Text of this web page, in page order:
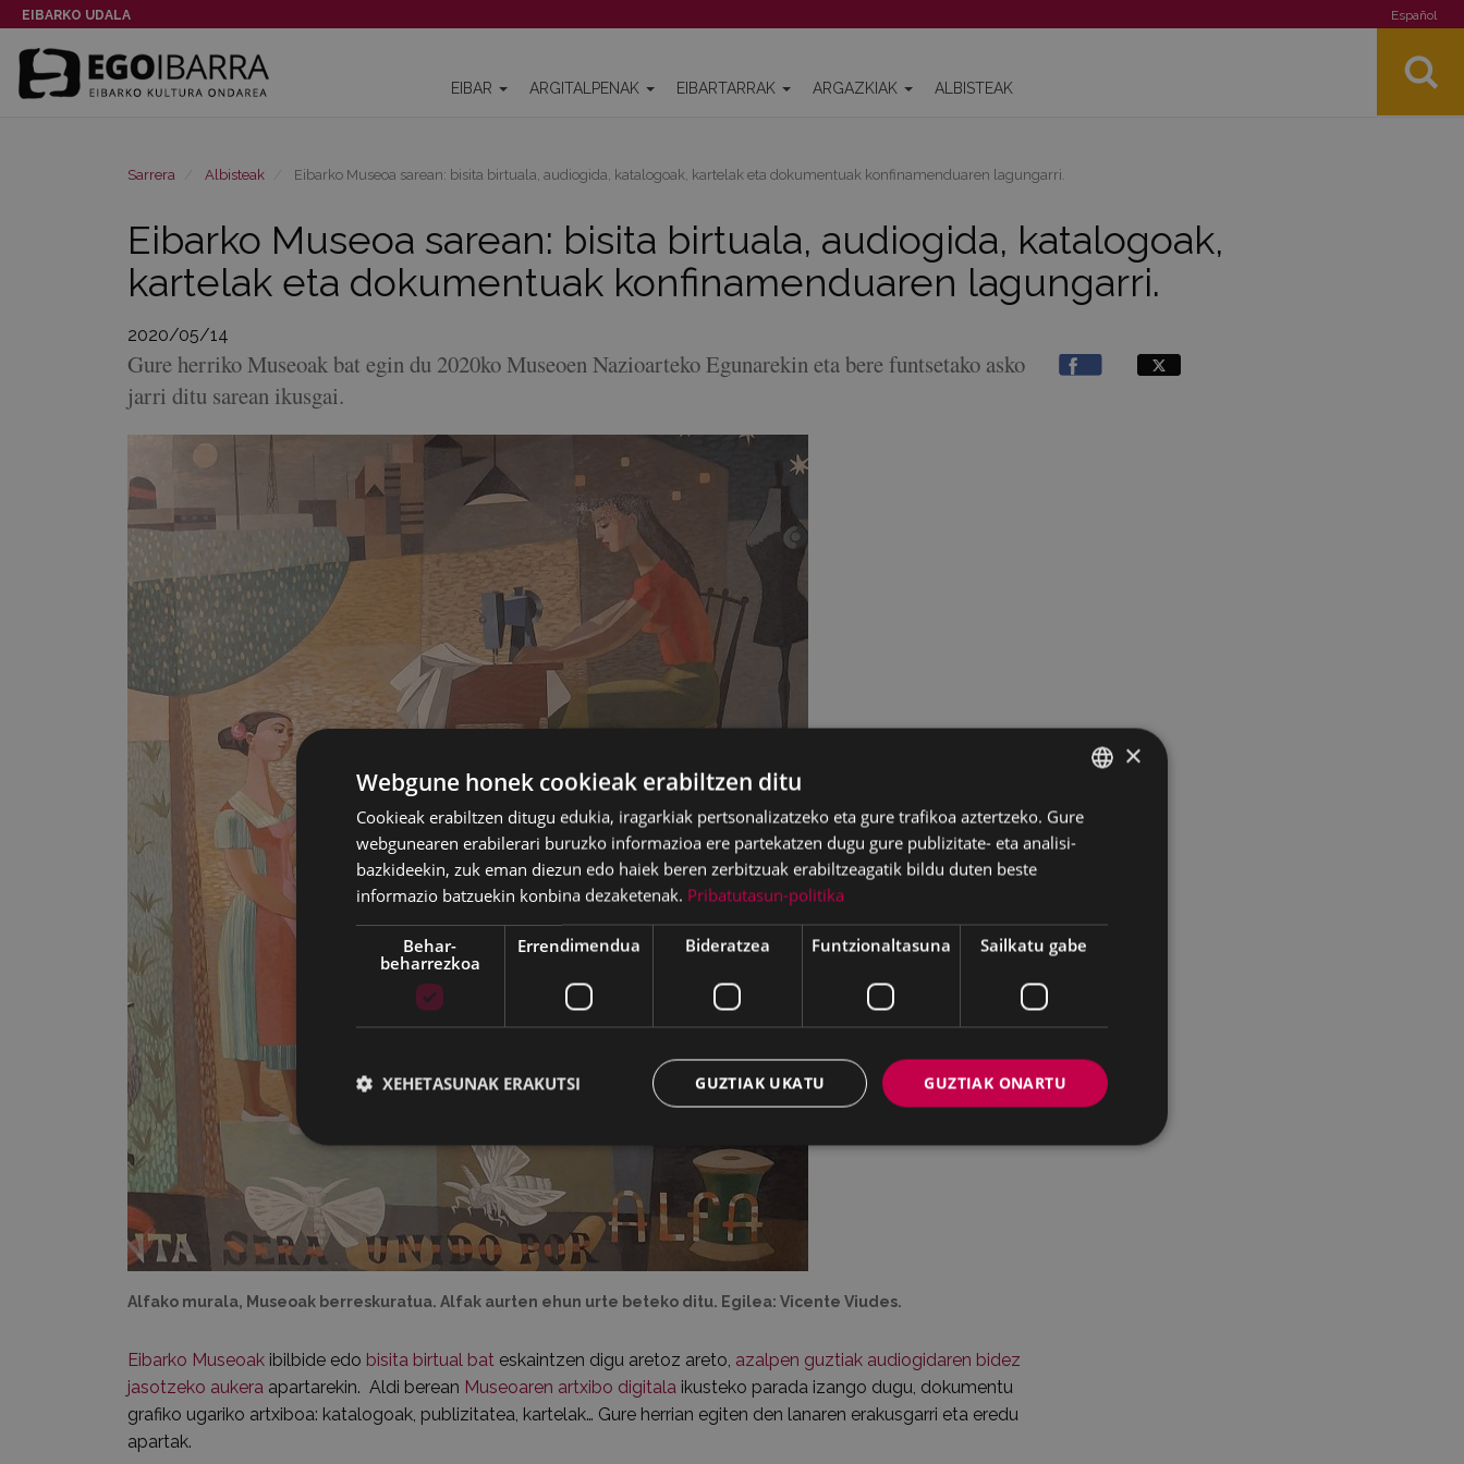
EIBARKO UDALA Español
EIBAR ARGITALPENAK EIBARTARRAK ARGAZKIAK ALBISTEAK
Sarrera Albisteak Eibarko Museoa sarean: bisita birtuala, audiogida, katalogoak, kartelak eta dokumentuak konfinamenduaren lagungarri.
Eibarko Museoa sarean: bisita birtuala, audiogida, katalogoak,
kartelak eta dokumentuak konfinamenduaren lagungarri.
2020/05/14
Gure herriko Museoak bat egin du 2020ko Museoen Nazioarteko Egunarekin eta bere funtsetako asko
jarri ditu sarean ikusgai.
Alfako murala, Museoak berreskuratua. Alfak aurten ehun urte beteko ditu. Egilea: Vicente Viudes.
Eibarko Museoak ibilbide edo bisita birtual bat eskaintzen digu aretoz areto, azalpen guztiak audiogidaren bidez
jasotzeko aukera apartarekin. Aldi berean Museoaren artxibo digitala ikusteko parada izango dugu, dokumentu
grafiko ugariko artxiboa: katalogoak, publizitatea, kartelak… Gure herrian egiten den lanaren erakusgarri eta eredu
apartak.
BASQUE
SPANISH
×
Webgune honek cookieak erabiltzen ditu
Cookieak erabiltzen ditugu edukia, iragarkiak pertsonalizatzeko eta gure trafikoa aztertzeko. Gure
webgunearen erabilerari buruzko informazioa ere partekatzen dugu gure publizitate- eta analisi-
bazkideekin, zuk eman diezun edo haiek beren zerbitzuak erabiltzeagatik bildu duten beste
informazio batzuekin konbina dezaketenak. Pribatutasun-politika
Behar-
beharrezkoa
Errendimendua Bideratzea Funtzionaltasuna Sailkatu gabe
GUZTIAK ONARTU
GUZTIAK UKATU
XEHETASUNAK ERAKUTSI